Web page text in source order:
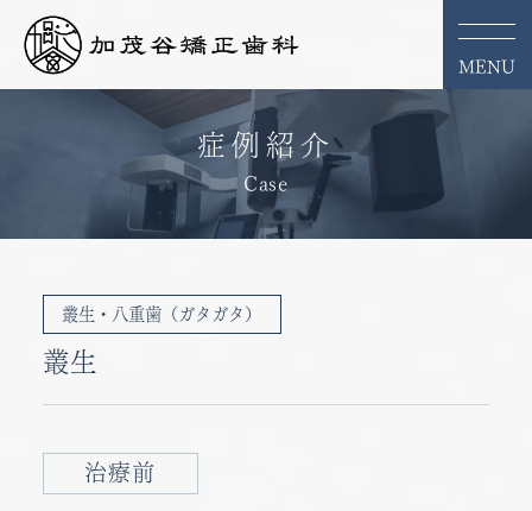
MENU
症例紹介
Case
叢生・八重歯（ガタガタ）
叢生
治療前